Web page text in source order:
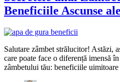
Beneficiile Ascunse
Salutare zâmbet strălucitor! Astăzi,
care poate face o diferență imensă
zâmbetului tău: beneficiile